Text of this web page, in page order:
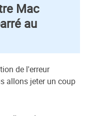
Mac
au
de l'erreur
allons jeter un coup